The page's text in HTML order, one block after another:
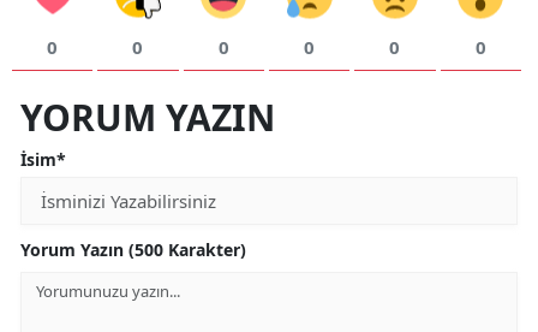
0 0 0 0 0 0
YORUM YAZIN
İsim*
Yorum Yazın (500 Karakter)